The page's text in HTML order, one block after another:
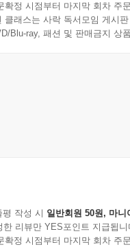
확정 시점부터 마지막 회차 주
클래스는 사락 독서모임 게시
Blu-ray, 패션 및 판매금지 상
작성 시 일반회원 50원, 마니
리뷰만 YES포인트 지급됩니
확정 시점부터 마지막 회차 주